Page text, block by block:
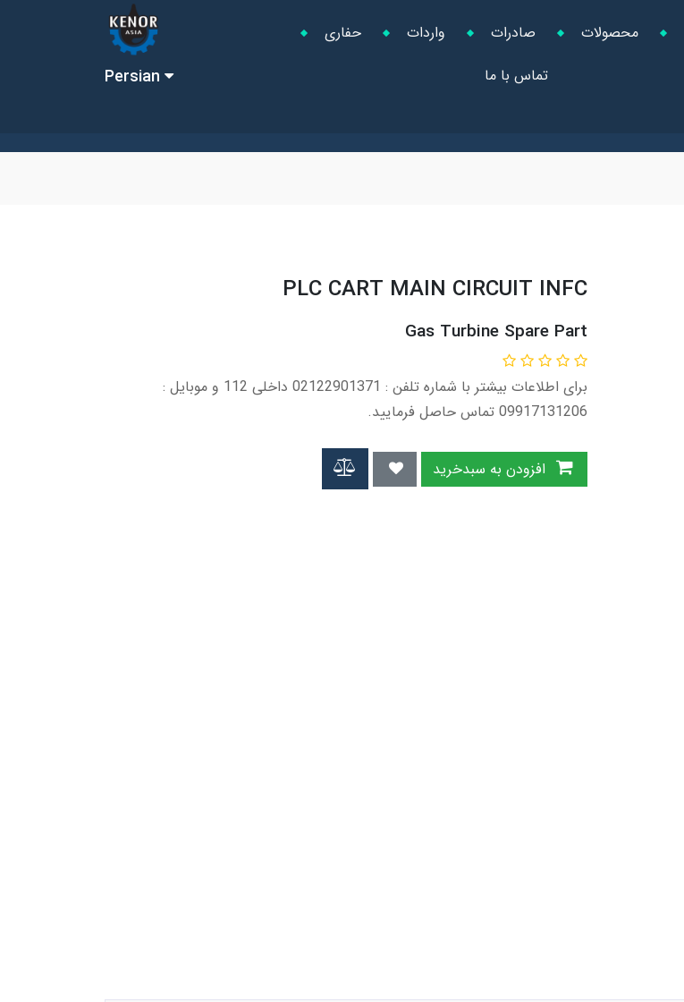
محصولات صادرات واردات
حفاری
تماس با ما
Persian
PLC CART MAIN CIRCUIT INFC
Gas Turbine Spare Part
برای اطلاعات بیشتر با شماره تلفن : 02122901371 داخلی 112 و موبایل :
09917131206 تماس حاصل فرمایید.